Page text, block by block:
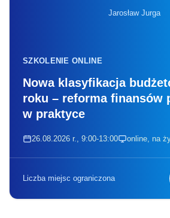
Jarosław Jurga
SZKOLENIE ONLINE
Nowa klasyfikacja
roku – reforma finansów
w praktyce
26.08.2026 r., 9:00-13:00 online, na
Liczba miejsc ograniczona